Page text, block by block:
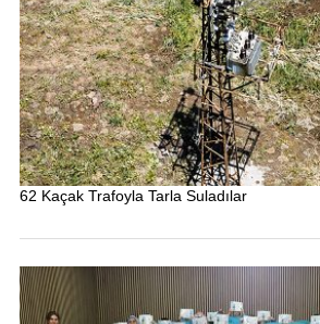
62 Kaçak Trafoyla Tarla Suladılar